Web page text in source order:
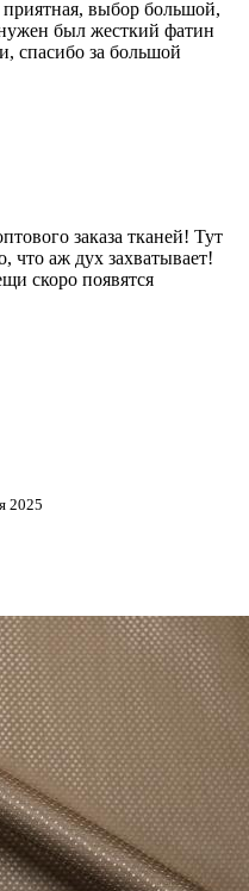
выбор большой,
был жесткий фатин
спасибо за большой
заказа тканей! Тут
что аж дух захватывает!
скоро появятся
2025